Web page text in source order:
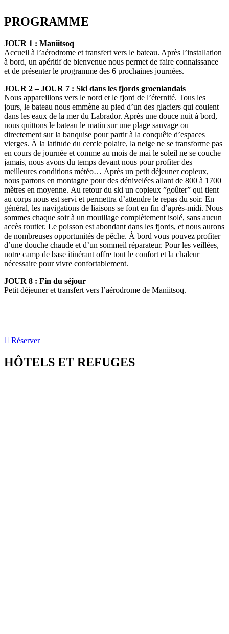
PROGRAMME
JOUR 1 : Maniitsoq
Accueil à l’aérodrome et transfert vers le bateau. Après l’installation
à bord, un apéritif de bienvenue nous permet de faire connaissance
et de présenter le programme des 6 prochaines journées.
JOUR 2 – JOUR 7 : Ski dans les fjords groenlandais
Nous appareillons vers le nord et le fjord de l’éternité. Tous les
jours, le bateau nous emmène au pied d’un des glaciers qui coulent
dans les eaux de la mer du Labrador. Après une douce nuit à bord,
nous quittons le bateau le matin sur une plage sauvage ou
directement sur la banquise pour partir à la conquête d’espaces
vierges. À la latitude du cercle polaire, la neige ne se transforme pas
en cours de journée et comme au mois de mai le soleil ne se couche
jamais, nous avons du temps devant nous pour profiter des
meilleures conditions météo… Après un petit déjeuner copieux,
nous partons en montagne pour des dénivelées allant de 800 à 1700
mètres en moyenne. Au retour du ski un copieux ”goûter” qui tient
au corps nous est servi et permettra d’attendre le repas du soir. En
général, les navigations de liaisons se font en fin d’après-midi. Nous
sommes chaque soir à un mouillage complètement isolé, sans aucun
accès routier. Le poisson est abondant dans les fjords, et nous aurons
de nombreuses opportunités de pêche. À bord vous pouvez profiter
d’une douche chaude et d’un sommeil réparateur. Pour les veillées,
notre camp de base itinérant offre tout le confort et la chaleur
nécessaire pour vivre confortablement.
JOUR 8 : Fin du séjour
Petit déjeuner et transfert vers l’aérodrome de Maniitsoq.
Réserver
HÔTELS ET REFUGES